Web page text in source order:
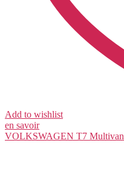
Add to wishlist
en savoir
VOLKSWAGEN T7 Multivan